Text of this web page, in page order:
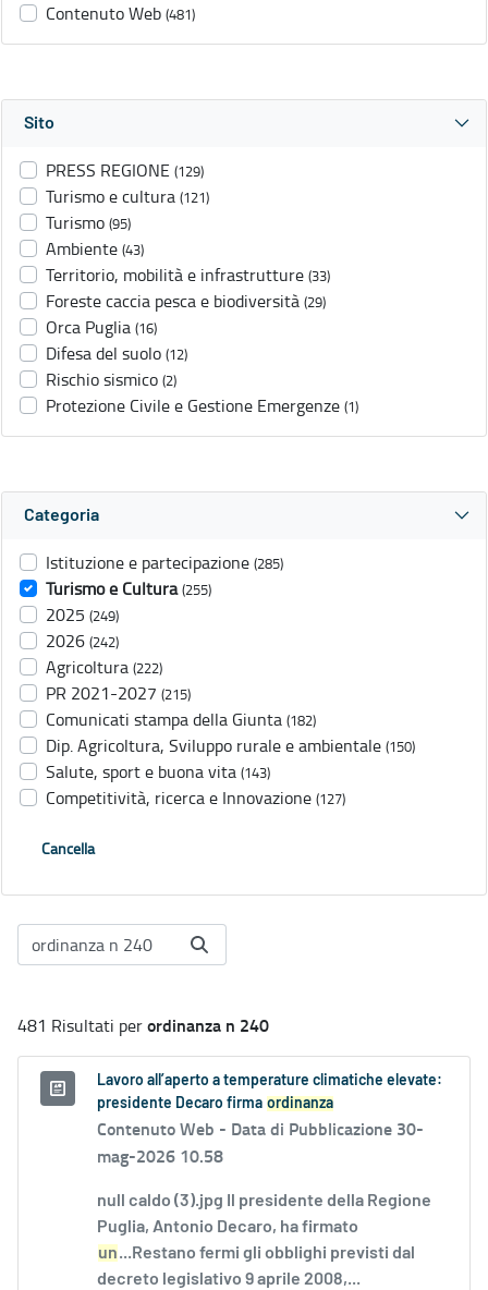
Contenuto Web (481)
Sito
PRESS REGIONE (129)
Turismo e cultura (121)
Turismo (95)
Ambiente (43)
Territorio, mobilità e infrastrutture (33)
Foreste caccia pesca e biodiversità (29)
Orca Puglia (16)
Difesa del suolo (12)
Rischio sismico (2)
Protezione Civile e Gestione Emergenze (1)
Categoria
Istituzione e partecipazione (285)
Turismo e Cultura (255)
2025 (249)
2026 (242)
Agricoltura (222)
PR 2021-2027 (215)
Comunicati stampa della Giunta (182)
Dip. Agricoltura, Sviluppo rurale e ambientale (150)
Salute, sport e buona vita (143)
Competitività, ricerca e Innovazione (127)
Cancella
481 Risultati perordinanza n 240
Lavoro all’aperto a temperature climatiche elevate:
presidente Decaro firma ordinanza
Contenuto Web - Data di Pubblicazione 30-
mag-2026 10.58
null caldo (3).jpg Il presidente della Regione
Puglia, Antonio Decaro, ha firmato
un...Restano fermi gli obblighi previsti dal
decreto legislativo 9 aprile 2008,...